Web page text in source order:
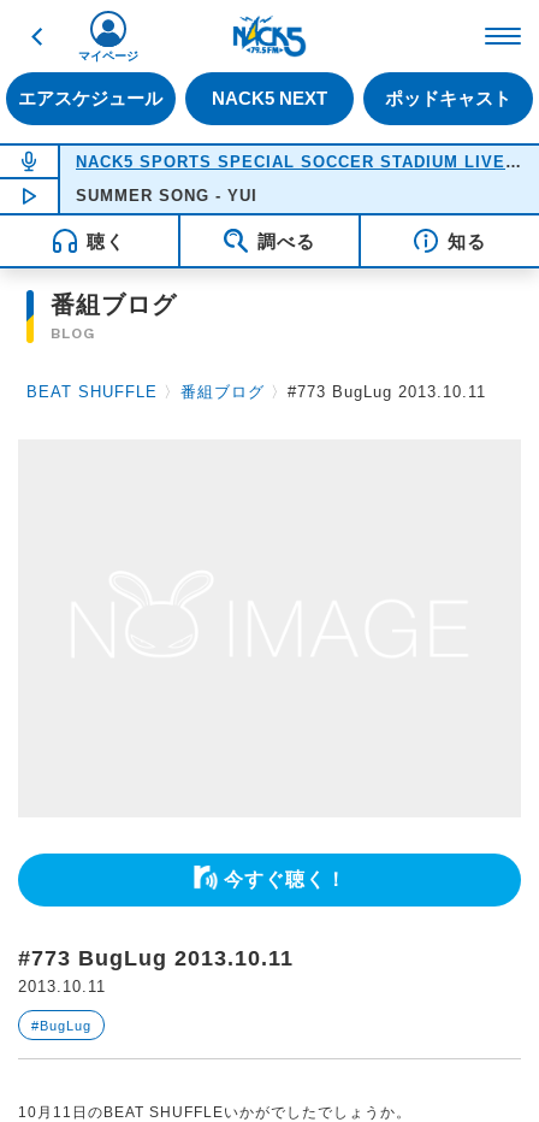
戻る
エアスケジュール NACK5 NEXT ポッドキャスト
マイページ
NOW ON AIR
NACK5 SPORTS SPECIAL SOCCER STADIUM LIVE 2026
NOW PLAYING 18:05
SUMMER SONG - YUI
聴く 調べる 知る
番組ブログ
BLOG
BEAT SHUFFLE 〉番組ブログ 〉#773 BugLug 2013.10.11
今すぐ聴く！
#773 BugLug 2013.10.11
2013.10.11
#BugLug
10 月 11 日のBEAT SHUFFLEいかがでしたでしょうか。